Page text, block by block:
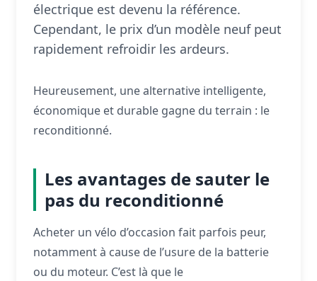
électrique est devenu la référence.
Cependant, le prix d’un modèle neuf peut
rapidement refroidir les ardeurs.
Heureusement, une alternative intelligente,
économique et durable gagne du terrain : le
reconditionné.
Les avantages de sauter le
pas du reconditionné
Acheter un vélo d’occasion fait parfois peur,
notamment à cause de l’usure de la batterie
ou du moteur. C’est là que le